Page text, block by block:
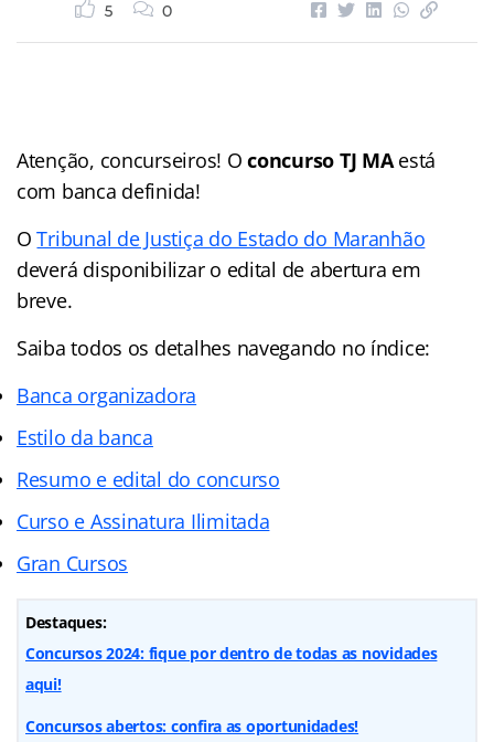
5 0
Atenção, concurseiros! Oconcurso TJ MAestá
com banca definida!
OTribunal de Justiça do Estado do Maranhão
deverá disponibilizar o edital de abertura em
breve.
Saiba todos os detalhes navegando no índice:
Banca organizadora
Estilo da banca
Resumo e edital do concurso
Curso e Assinatura Ilimitada
Gran Cursos
Destaques:
Concursos 2024: fique por dentro de todas as novidades
aqui!
Concursos abertos: confira as oportunidades!